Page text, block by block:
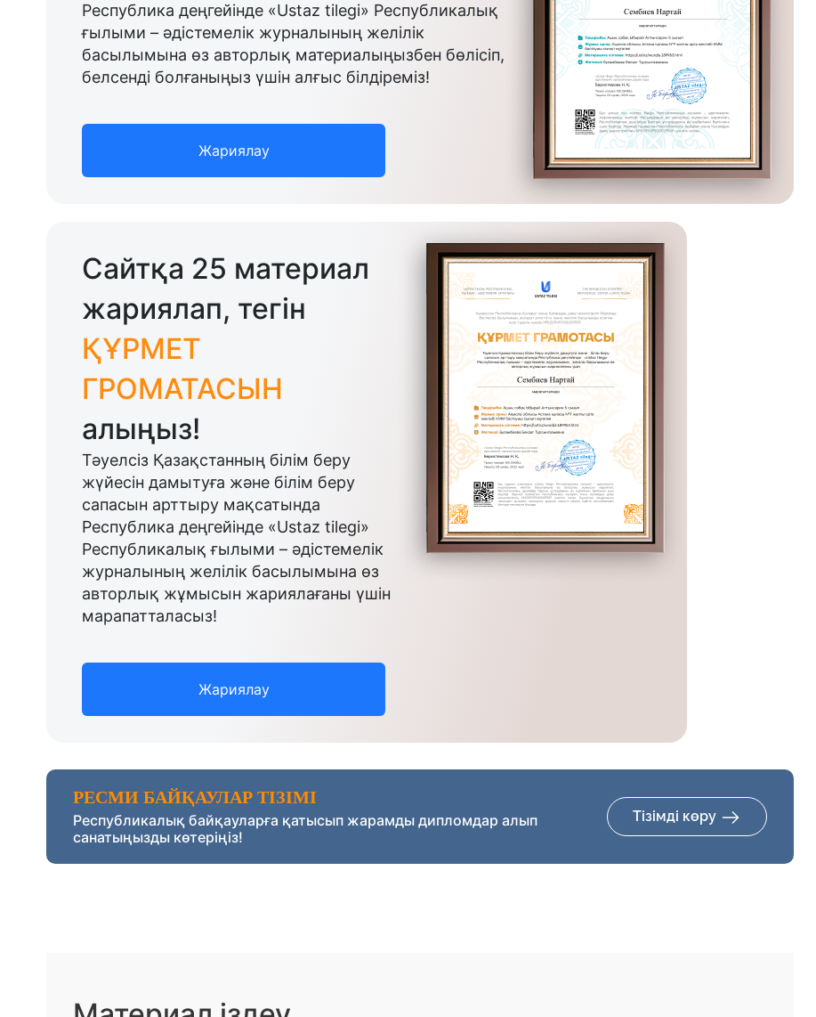
Республика деңгейінде «Ustaz tilegi» Республикалық
ғылыми – әдістемелік журналының желілік
басылымына өз авторлық материалыңызбен бөлісіп,
белсенді болғаныңыз үшін алғыс білдіреміз!
Жариялау
Сайтқа 25 материал
жариялап, тегін
ҚҰРМЕТ
ГРОМАТАСЫН
алыңыз!
Тәуелсіз Қазақстанның білім беру
жүйесін дамытуға және білім беру
сапасын арттыру мақсатында
Республика деңгейінде «Ustaz tilegi»
Республикалық ғылыми – әдістемелік
журналының желілік басылымына өз
авторлық жұмысын жариялағаны үшін
марапатталасыз!
Жариялау
РЕСМИ БАЙҚАУЛАР ТІЗІМІ
Республикалық байқауларға қатысып жарамды дипломдар алып
санатыңызды көтеріңіз!
Тізімді көру